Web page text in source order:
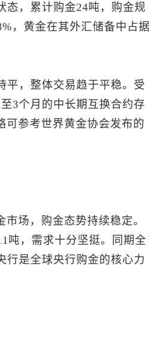
态，累计购金24吨，购金规
，黄金在其外汇储备中占据
平，整体交易趋于平稳。受
3个月的中长期互换合约存
可参考世界黄金协会发布的
场，购金态势持续稳定。
吨，需求十分坚挺。同期全
行是全球央行购金的核心力